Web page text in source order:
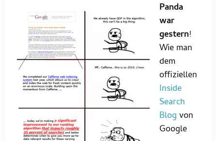
Panda
war
gestern!
Wie man
dem
offiziellen
Inside
Search
Blog von
Google